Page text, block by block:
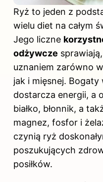
Ryż to jeden z
wielu diet na całym
Jego liczne
odżywcze
uznaniem zarówno
jak i mięsnej.
dostarcza energii, a
białko, błonnik, a
magnez, fosfor i
czynią ryż
poszukujących
posiłków.